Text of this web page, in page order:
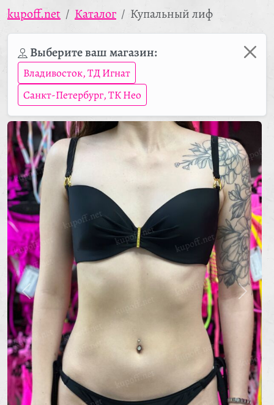
kupoff.net Каталог Купальный лиф
Выберите ваш магазин:
Владивосток, ТД Игнат
Санкт-Петербург, ТК Нео